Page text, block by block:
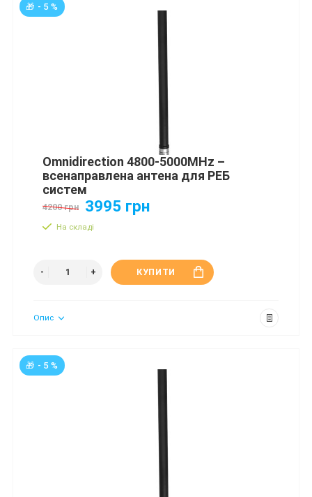
🎁 - 5 %
Omnidirection 4800-5000MHz –
всенаправлена антена для РЕБ
систем
4200 грн 3995 грн
На складі
КУПИТИ
Опис
🎁 - 5 %